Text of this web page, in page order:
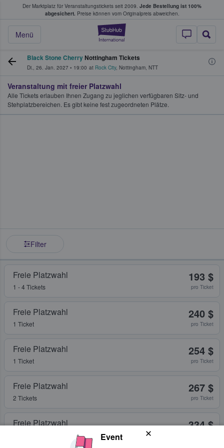
Der Marktplatz für Veranstaltungstickets seit 2009. Jede Bestellung ist 100%
abgesichert. Preise können vom Originalpreis abweichen.
StubHub - Wo
Menü
Tickets kaufen & verkaufen
Black Stone Cherry Nottingham Tickets
Di., 26. Jan. 2027 • 19:00 at Rock City, Nottingham, NTT
Veranstaltung mit freier Platzwahl
Alle Tickets erlauben Ihnen Zugang zu jeglichen verfügbaren Sitz- und
Stehplatzbereichen. Es gibt keine fest zugeordneten Plätze.
Filter
Freie Platzwahl
1 - 4 Tickets
193 $
pro Ticket
Freie Platzwahl
1 Ticket
240 $
pro Ticket
Freie Platzwahl
1 Ticket
254 $
pro Ticket
Freie Platzwahl
2 Tickets
267 $
pro Ticket
Freie Platzwahl 334 $
Event